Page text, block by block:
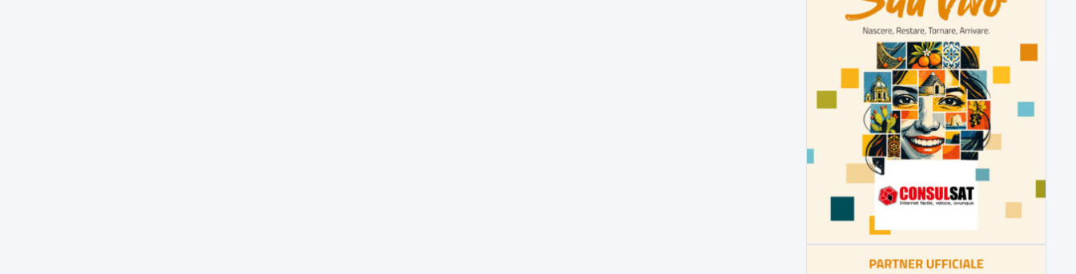
Tirata del Carro ancora in forse,
D'Ambrosio: continuiamo a lavorare
L'assessore comunale alla Cultura di
Mirabella Eclano, Raffaella Rita
D'Ambrosio,...